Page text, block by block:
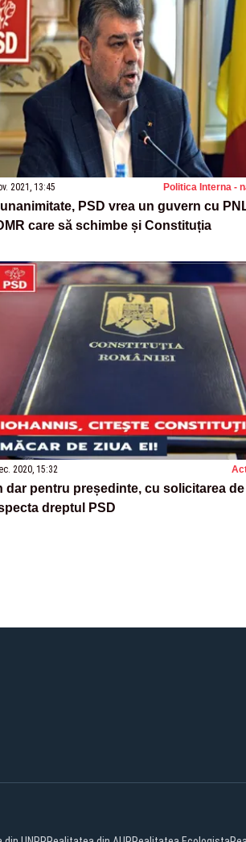
2021, 13:45 Politica Interna -
unanimitate, PSD vrea un guvern cu
care să schimbe și Constituția
2020, 15:32
dar pentru președinte, cu solicitarea de
dreptul PSD